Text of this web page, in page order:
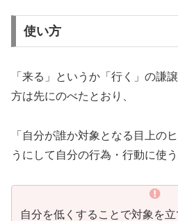
使い方
「来る」というか「行く」の謙
方は先にのべたとおり、
「自分が誰か対象となる目上の
うにして自分の行為・行動に使う
自分を低くすることで対象を